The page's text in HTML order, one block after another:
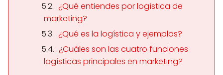
¿Qué entiendes por logística de
marketing?
¿Qué es la logística y ejemplos?
¿Cuáles son las cuatro funciones
logísticas principales en marketing?